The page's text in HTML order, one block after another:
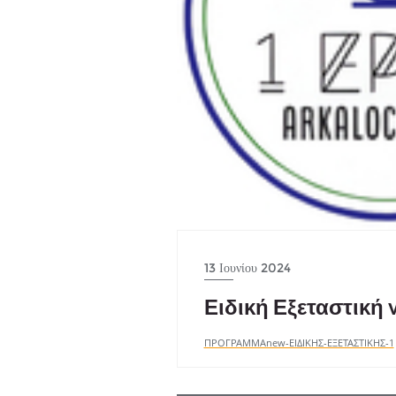
13 Ιουνίου 2024
Ειδική Εξεταστική
ΠΡΟΓΡΑΜΜΑnew-ΕΙΔΙΚΗΣ-ΕΞΕΤΑΣΤΙΚΗΣ-1